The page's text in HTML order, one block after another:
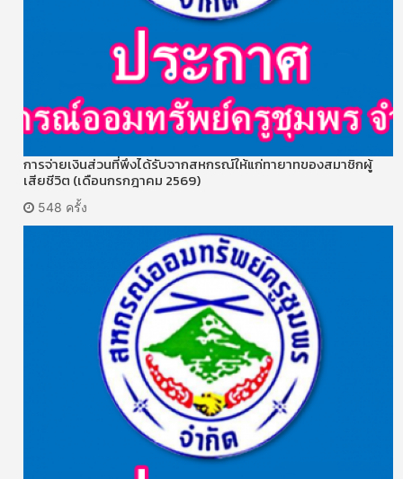
การจ่ายเงินส่วนที่พึงได้รับจากสหกรณ์ให้แก่ทายาทของสมาชิกผู้
เสียชีวิต (เดือนกรกฎาคม 2569)
548 ครั้ง